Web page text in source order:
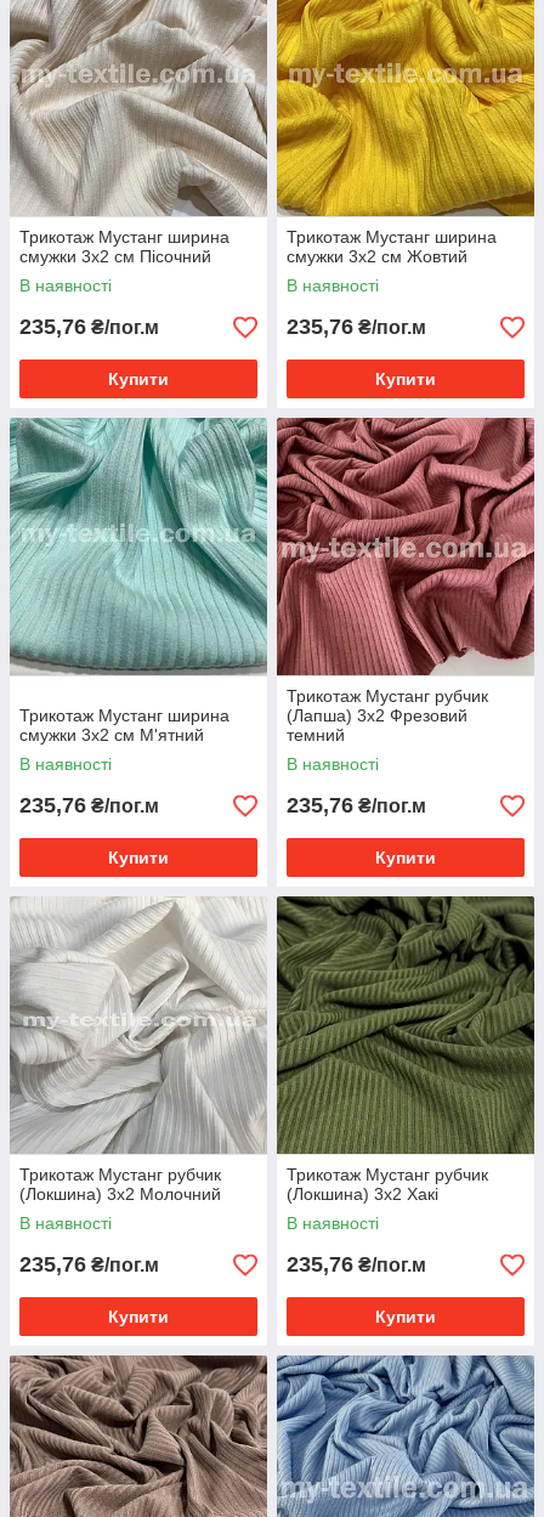
Трикотаж Мустанг ширина
смужки 3x2 см Пісочний
В наявності
235,76 ₴/пог.м
Купити
Трикотаж Мустанг ширина
смужки 3x2 см Жовтий
В наявності
235,76 ₴/пог.м
Купити
Трикотаж Мустанг ширина
смужки 3x2 см М'ятний
В наявності
235,76 ₴/пог.м
Купити
Трикотаж Мустанг рубчик
(Лапша) 3x2 Фрезовий
темний
В наявності
235,76 ₴/пог.м
Купити
Трикотаж Мустанг рубчик
(Локшина) 3x2 Молочний
В наявності
235,76 ₴/пог.м
Купити
Трикотаж Мустанг рубчик
(Локшина) 3x2 Хакі
В наявності
235,76 ₴/пог.м
Купити